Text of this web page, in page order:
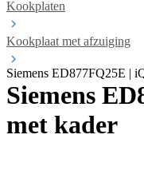
Kookplaten
Kookplaat met afzuiging
Siemens ED877FQ25E |
Siemens
met kader